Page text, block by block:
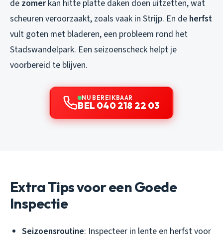
de zomerkan hitte platte daken doen uitzetten, wat
scheuren veroorzaakt, zoals vaak in Strijp. En de herfst
vult goten met bladeren, een probleem rond het
Stadswandelpark. Een seizoenscheck helpt je
voorbereid te blijven.
NU BEREIKBAAR
BEL 040 218 22 03
Extra Tips voor een Goede
Inspectie
Seizoensroutine: Inspecteer in lente en herfst voor